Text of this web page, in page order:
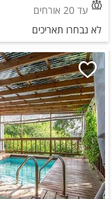
עד 20 אורחים
לא נבחרו תאריכים